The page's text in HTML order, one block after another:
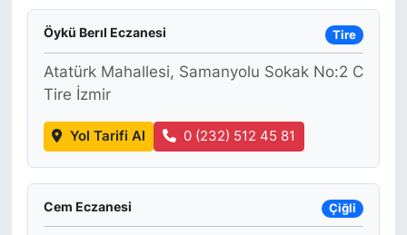
Öykü Berıl Eczanesi Tire
Atatürk Mahallesi, Samanyolu Sokak No:2 C
Tire İzmir
Yol Tarifi Al 0 (232) 512 45 81
Cem Eczanesi Çiğli